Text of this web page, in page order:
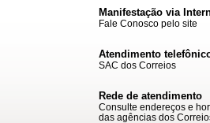
Manifestação via
Fale Conosco pelo site
Atendimento
SAC dos Correios
Rede de atendimento
Consulte endereços e
das agências dos